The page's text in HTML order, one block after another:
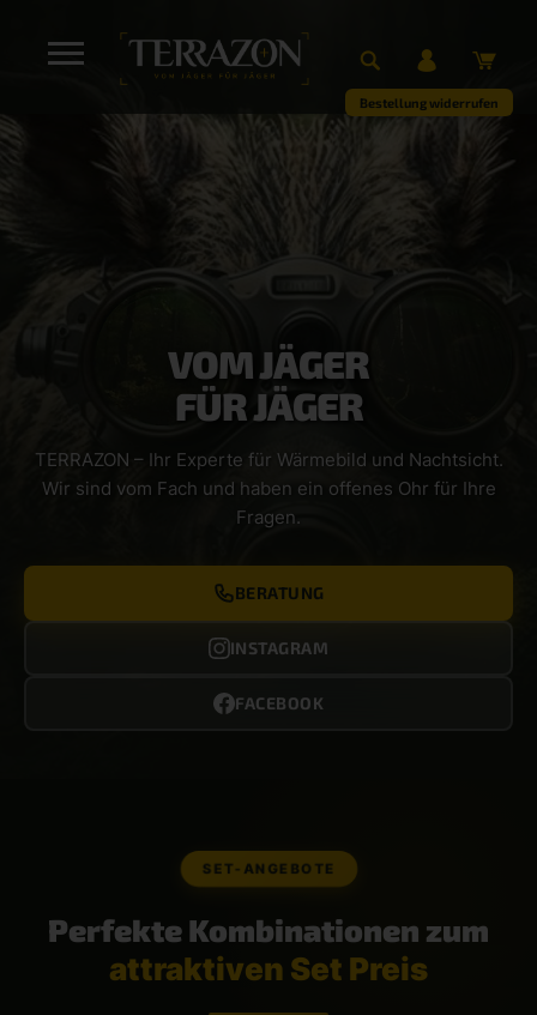
Bestellung widerrufen
VOM JÄGER
FÜR JÄGER
TERRAZON – Ihr Experte für Wärmebild und Nachtsicht.
Wir sind vom Fach und haben ein offenes Ohr für Ihre
Fragen.
BERATUNG
INSTAGRAM
FACEBOOK
SET-ANGEBOTE
Perfekte Kombinationen zum
attraktiven Set Preis